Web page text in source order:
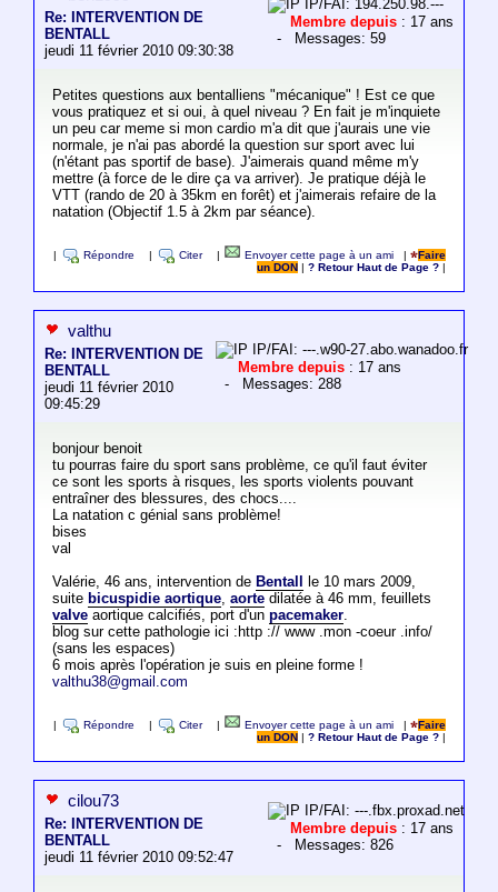
Re: INTERVENTION DE
BENTALL
jeudi 11 février 2010 09:30:38
IP/FAI: 194.250.98.---
Membre depuis : 17 ans
- Messages: 59
Petites questions aux bentalliens "mécanique" ! Est ce que
vous pratiquez et si oui, à quel niveau ? En fait je m'inquiete
un peu car meme si mon cardio m'a dit que j'aurais une vie
normale, je n'ai pas abordé la question sur sport avec lui
(n'étant pas sportif de base). J'aimerais quand même m'y
mettre (à force de le dire ça va arriver). Je pratique déjà le
VTT (rando de 20 à 35km en forêt) et j'aimerais refaire de la
natation (Objectif 1.5 à 2km par séance).
Répondre Citer Envoyer cette page à un ami |
Faire
un DON
|? Retour Haut de Page ?
valthu
Re: INTERVENTION DE
BENTALL
jeudi 11 février 2010
09:45:29
IP/FAI: ---.w90-27.abo.wanadoo.fr
Membre depuis : 17 ans
- Messages: 288
bonjour benoit
tu pourras faire du sport sans problème, ce qu'il faut éviter
ce sont les sports à risques, les sports violents pouvant
entraîner des blessures, des chocs....
La natation c génial sans problème!
bises
val
Valérie, 46 ans, intervention de Bentall
le 10 mars 2009,
suite bicuspidie aortique, aortedilatée à 46 mm, feuillets
valveaortique calcifiés, port d'un pacemaker.
blog sur cette pathologie ici :http :// www .mon -coeur .info/
(sans les espaces)
6 mois après l'opération je suis en pleine forme !
valthu38@gmail.com
Répondre Citer Envoyer cette page à un ami |
Faire
un DON
|? Retour Haut de Page ?
cilou73
Re: INTERVENTION DE
BENTALL
jeudi 11 février 2010 09:52:47
IP/FAI: ---.fbx.proxad.net
Membre depuis : 17 ans
- Messages: 826